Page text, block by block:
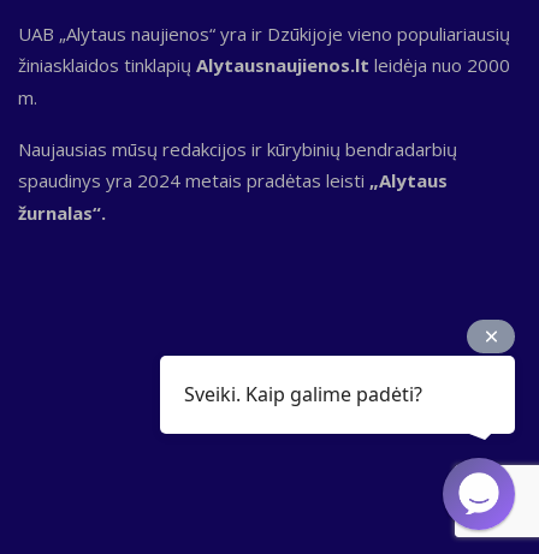
UAB „Alytaus naujienos“ yra ir Dzūkijoje vieno populiariausių
žiniasklaidos tinklapių Alytausnaujienos.lt leidėja nuo 2000
m.
Naujausias mūsų redakcijos ir kūrybinių bendradarbių
spaudinys yra 2024 metais pradėtas leisti „Alytaus
žurnalas“.
Sveiki. Kaip galime padėti?